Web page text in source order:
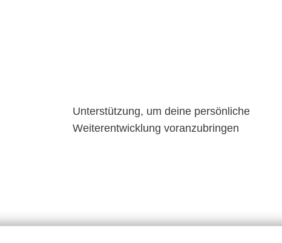
Unterstützung, um deine persönliche
Weiterentwicklung voranzubringen